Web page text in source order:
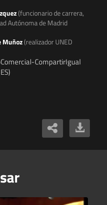
(funcionario de carrera,
Autónoma de Madrid
Muñoz(realizador UNED
CompartirIgual